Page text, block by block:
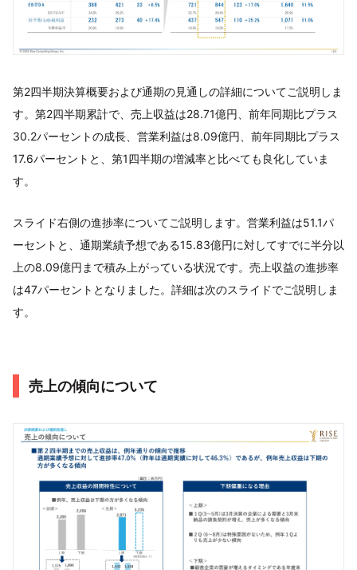
第2四半期決算概要および通期の見通しの詳細についてご説明しま
す。第2四半期累計で、売上収益は28.71億円、前年同期比プラス
30.2パーセントの成長、営業利益は8.09億円、前年同期比プラス
17.6パーセントと、第1四半期の増減率と比べても良化していま
す。
スライド右側の進捗率についてご説明します。営業利益は51.1パ
ーセントと、通期業績予想である15.83億円に対してすでに半分以
上の8.09億円まで積み上がっている状況です。売上収益の進捗率
は47パーセントとなりました。詳細は次のスライドでご説明しま
す。
売上の傾向について